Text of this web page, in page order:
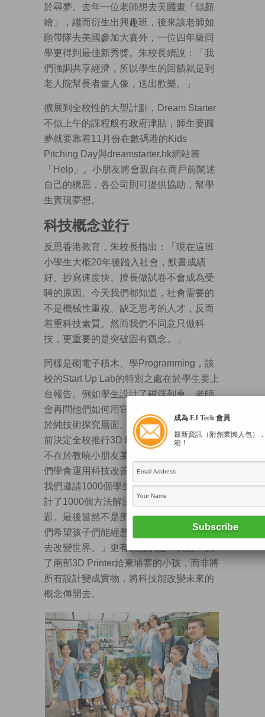
於尋夢。去年一位老師想去美國畫「似顏
繪」，繼而衍生出興趣班，後來該老師如
願帶隊去美國參加大賽外，一位四年級同
學更得到最佳新秀獎。朱校長續說：「我
們強調共享經濟，所以學生的回饋就是到
老人院幫長者畫人像，送出歡樂。」
擴展到全校性的大型計劃，Dream Starter
不似上午的課程般有政府津貼，師生要圓
夢就要靠着11月份在數碼港的Kids
Pitching Day與dreamstarter.hk網站籌
「Help」。小朋友將會親自在商戶前闡述
自己的構思，各公司則可提供協助，幫學
生實現夢想。
科技概念並行
反思香港教育，朱校長指出：「現在這班
小學生大概20年後踏入社會，默書成績
好、抄寫速度快、擅長做試卷不會成為受
聘的原因。今天我們都知道，社會需要的
不是機械性重複、缺乏思考的人才，反而
着重科技素質。然而我們不同意只做科
技，更重要的是突破固有觀念。」
同樣是砌電子積木、學Programming，該
校的Start Up Lab的特別之處在於學生要上
台報告。例如學生設計了磁浮列車，老師
會再問他們如何用它幫助別人，不只停留
於純技術探究層面。同樣地，朱校長於3年
前決定全校推行3D Printing的課程，重點
不在於教曉小朋友某個新技術，而是讓他
們學會運用科技改善生活。「上年11月，
我們邀請1000個學生，運用3D Printing設
計了1000個方法解決柬埔寨的水資源問
題。最後當然不是所有設計都有用，但我
們希望孩子們能經歷一次，用自己的創意
去改變世界。」更有意思的是「天虹」捐
了兩部3D Printer給柬埔寨的小孩，而非將
所有設計變成實物，將科技能改變未來的
概念傳開去。
成為 EJ Tech 會員
最新資訊（附創業懶人包）
箱！